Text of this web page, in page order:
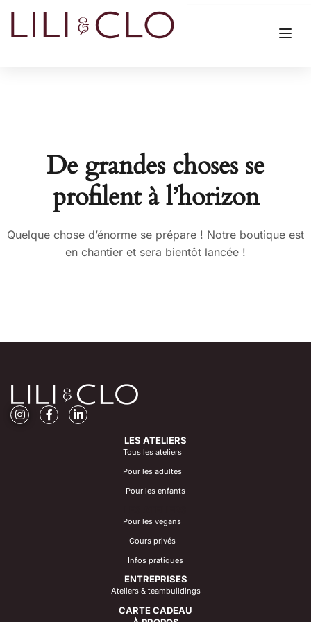
De grandes choses se
profilent à l’horizon
Quelque chose d’énorme se prépare ! Notre boutique est
en chantier et sera bientôt lancée !
LES ATELIERS
Tous les ateliers
Pour les adultes
Pour les enfants
Pour les vegans
Cours privés
Infos pratiques
ENTREPRISES
Ateliers & teambuildings
CARTE CADEAU